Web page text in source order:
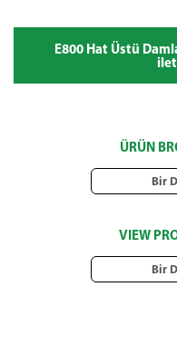
E800 Hat Üstü
ÜRÜN
Bir
VIEW
Bir